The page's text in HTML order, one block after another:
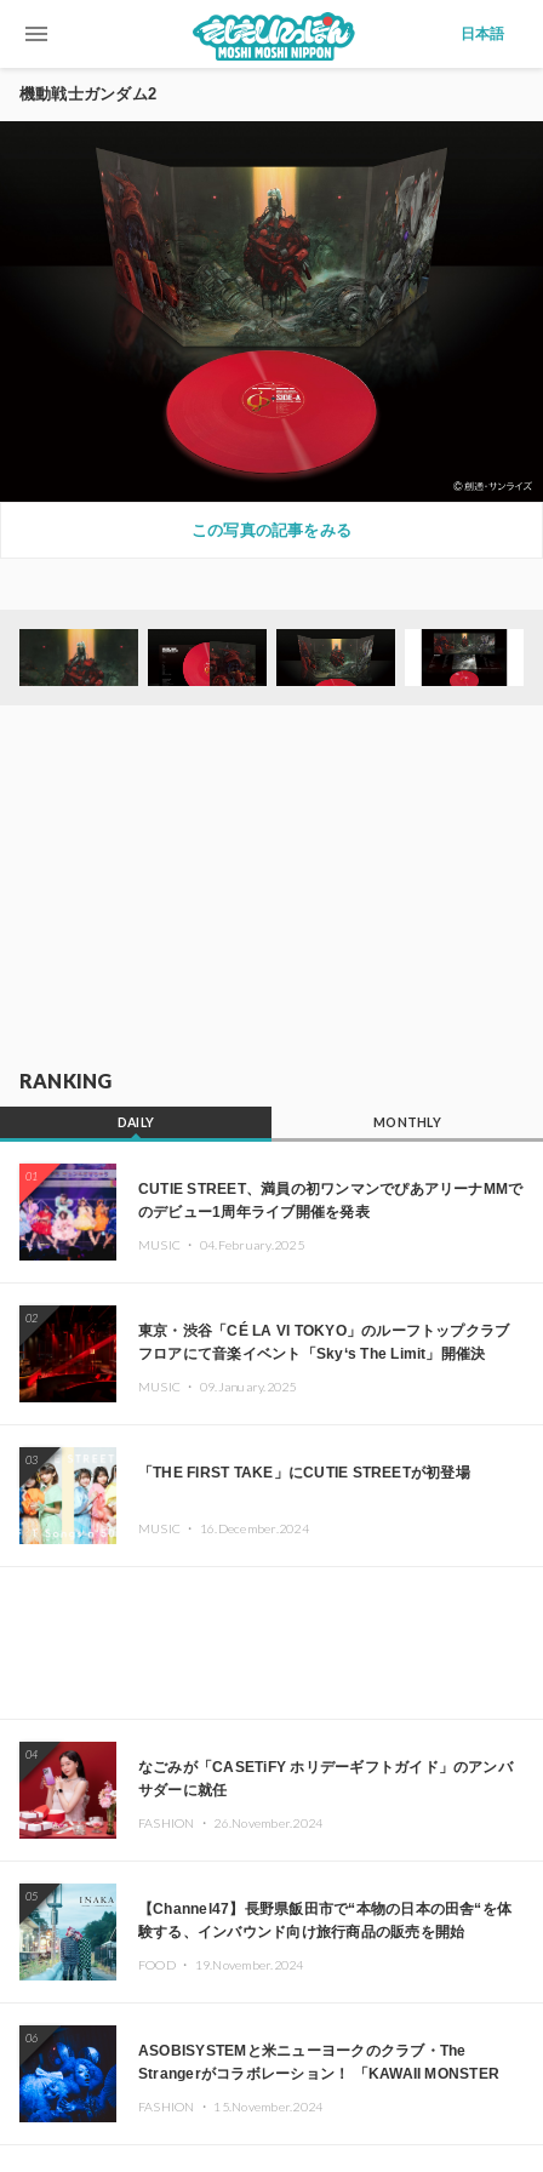
menu 日本語
機動戦士ガンダム2
この写真の記事をみる
RANKING
DAILY MONTHLY
01
CUTIE STREET、満員の初ワンマンでぴあアリーナMMで
のデビュー1周年ライブ開催を発表
MUSIC ・ 04.February.2025
02
東京・渋谷「CÉ LA VI TOKYO」のルーフトップクラブ
フロアにて音楽イベント「Sky‘s The Limit」開催決
Kza（FORCE OF NATURE）ら日本を代表するDJ・クリ
MUSIC ・ 09.January.2025
03
「THE FIRST TAKE」にCUTIE STREETが初登場
MUSIC ・ 16.December.2024
04
なごみが「CASETiFY ホリデーギフトガイド」のアンバ
サダーに就任
FASHION ・ 26.November.2024
05
【Channel47】長野県飯田市で“本物の日本の田舎“を体
験する、インバウンド向け旅行商品の販売を開始
FOOD ・ 19.November.2024
06
ASOBISYSTEMと米ニューヨークのクラブ・The
Strangerがコラボレーション！ 「KAWAII MONSTER
FASHION ・ 15.November.2024